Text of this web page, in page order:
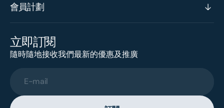
會員計劃
立即訂閱
隨時隨地接收我們最新的優惠及推廣
E-mail